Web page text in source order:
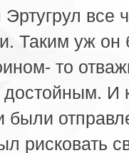
все
Таким уж
то
И
были
рисковать